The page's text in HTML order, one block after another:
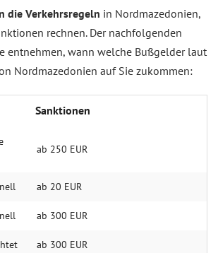
die Verkehrsregeln in Nordmazedonien,
rechnen. Der nachfolgenden
entnehmen, wann welche Bußgelder laut
Nordmazedonien auf Sie zukommen:
Sanktionen
ab 250 EUR
ab 20 EUR
ab 300 EUR
ab 300 EUR